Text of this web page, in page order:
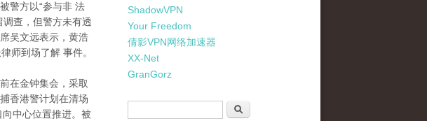
警方以“参与非 法
调查，但警方未有透
吴文远表示，黄浩
师到场了解 事件。
在金钟集会，采取
香港警计划在清场
中心位置推进。被
ShadowVPN
Your Freedom
倩影VPN网络加速器
XX-Net
GranGorz
搜索